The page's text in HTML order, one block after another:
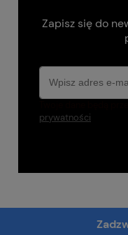
Zapisz się do
prywatności